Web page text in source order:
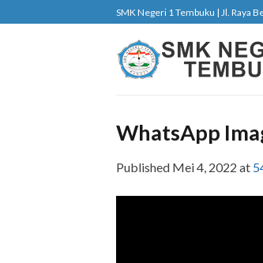
to
SMK Negeri 1 Tembuku | Jl. Raya
WhatsApp
Published Mei 4, 2022 at